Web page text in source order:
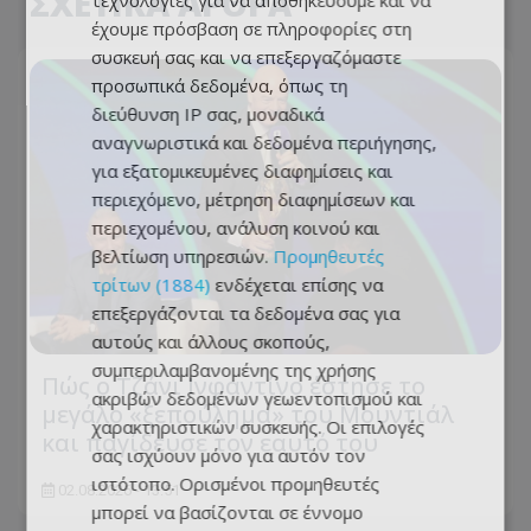
Πώς ο Τζάνι Ινφαντίνο έστησε το
μεγάλο «ξεπούλημα» του Μουντιάλ
και παγίδευσε τον εαυτό του
02.08.2026 - 13:51
έχουμε πρόσβαση σε πληροφορίες στη
συσκευή σας και να επεξεργαζόμαστε
προσωπικά δεδομένα, όπως τη
διεύθυνση IP σας, μοναδικά
αναγνωριστικά και δεδομένα περιήγησης,
για εξατομικευμένες διαφημίσεις και
περιεχόμενο, μέτρηση διαφημίσεων και
περιεχομένου, ανάλυση κοινού και
βελτίωση υπηρεσιών. Προμηθευτές
τρίτων (1884) ενδέχεται επίσης να
επεξεργάζονται τα δεδομένα σας για
αυτούς και άλλους σκοπούς,
συμπεριλαμβανομένης της χρήσης
ακριβών δεδομένων γεωεντοπισμού και
χαρακτηριστικών συσκευής. Οι επιλογές
σας ισχύουν μόνο για αυτόν τον
ιστότοπο. Ορισμένοι προμηθευτές
μπορεί να βασίζονται σε έννομο